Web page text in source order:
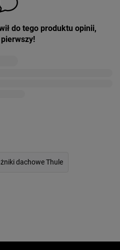
do tego produktu opinii,
dachowe Thule